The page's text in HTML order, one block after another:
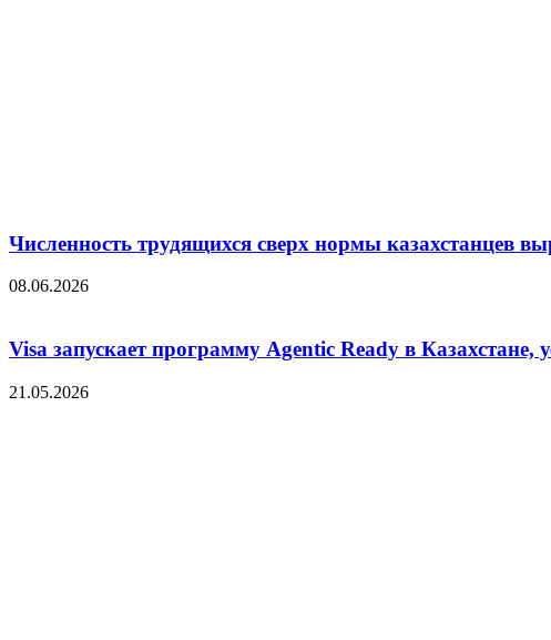
Численность трудящихся сверх нормы казахстанцев
08.06.2026
Visa запускает программу Agentic Ready в Казахстане,
21.05.2026